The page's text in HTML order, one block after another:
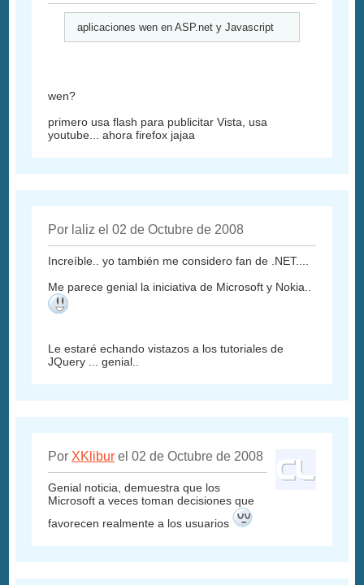
aplicaciones wen en ASP.net y Javascript
wen?
primero usa flash para publicitar Vista, usa
youtube... ahora firefox jajaa
Por laliz el 02 de Octubre de 2008
Increíble.. yo también me considero fan de .NET....
Me parece genial la iniciativa de Microsoft y Nokia..
Le estaré echando vistazos a los tutoriales de
JQuery ... genial..
Por XKlibur el 02 de Octubre de 2008
Genial noticia, demuestra que los
Microsoft a veces toman decisiones que
favorecen realmente a los usuarios